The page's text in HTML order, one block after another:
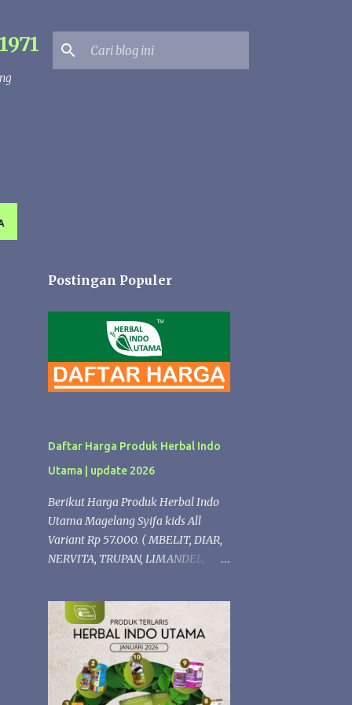
Postingan Populer
Daftar Harga Produk Herbal Indo
Utama | update 2026
Berikut Harga Produk Herbal Indo
Utama Magelang Syifa kids All
Variant Rp 57.000. ( MBELIT, DIAR,
NERVITA, TRUPAN, LIMANDEL,
VITANGIN, FLUBA). kECUALI Syifaa
kids Propolis Rp 68.000 Produk
Herbal formulasi Diacarehiu | Rp.
74.000 (Herbal untuk Diabetes )
Gastrohiu | Rp. 68.000 (Herbal